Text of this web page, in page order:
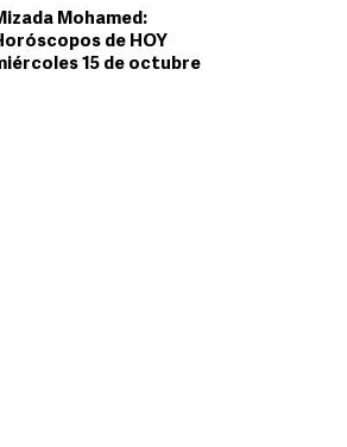
Mohamed:
de HOY
15 de octubre